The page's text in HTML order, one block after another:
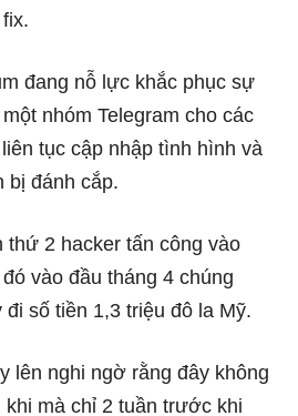
đang nỗ lực khắc phục sự
nhóm Telegram cho các
tục cập nhập tình hình và
bị đánh cắp.
2 hacker tấn công vào
vào đầu tháng 4 chúng
số tiền 1,3 triệu đô la Mỹ.
lên nghi ngờ rằng đây không
khi mà chỉ 2 tuần trước khi